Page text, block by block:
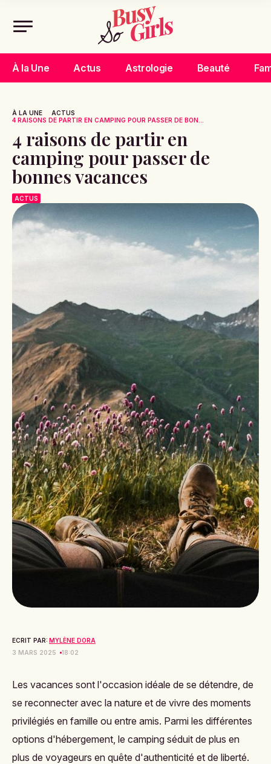
À la Une Actus Astrologie Beauté
À LA UNE
ACTUS
4 RAISONS DE PARTIR EN CAMPING POUR PASSER DE BON...
4 raisons de partir en
camping pour passer de
bonnes vacances
ACTUS
ECRIT PAR: MYLÈNE DORA
3 MARS 2025
18:02
Les vacances sont l'occasion idéale de se détendre, de
se reconnecter avec la nature et de vivre des moments
privilégiés en famille ou entre amis. Parmi les différentes
options d'hébergement, le camping séduit de plus en
plus de voyageurs en quête d'authenticité et de liberté.